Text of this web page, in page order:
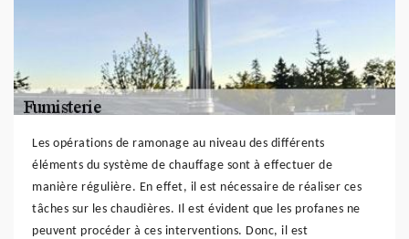
Les opérations de ramonage au niveau des différents
éléments du système de chauffage sont à effectuer de
manière régulière. En effet, il est nécessaire de réaliser ces
tâches sur les chaudières. Il est évident que les profanes ne
peuvent procéder à ces interventions. Donc, il est